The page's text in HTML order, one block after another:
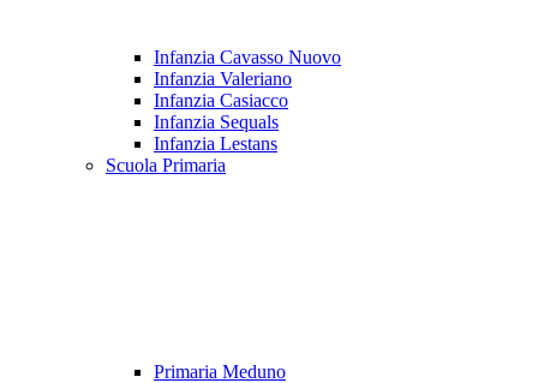
Infanzia Cavasso Nuovo
Infanzia Valeriano
Infanzia Casiacco
Infanzia Sequals
Infanzia Lestans
Scuola Primaria
Primaria Meduno